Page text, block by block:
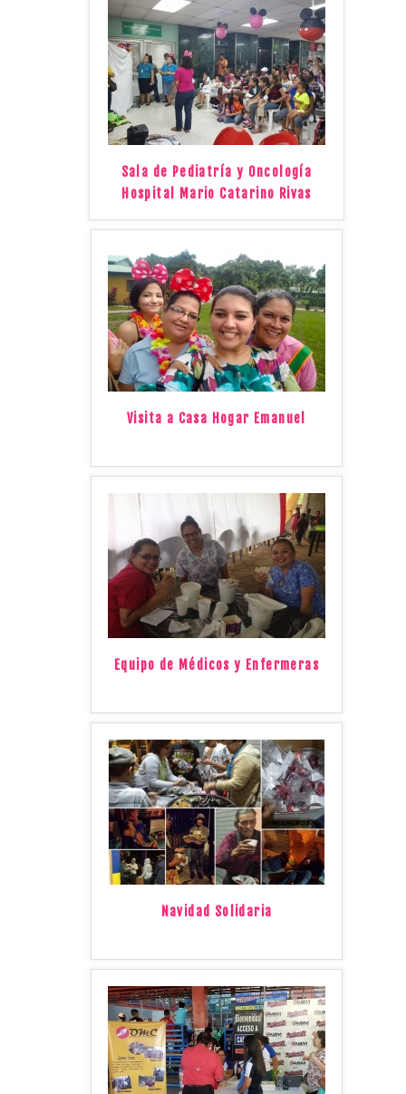
Sala de Pediatría y Oncología
Hospital Mario Catarino Rivas
Visita a Casa Hogar Emanuel
Equipo de Médicos y Enfermeras
Navidad Solidaria